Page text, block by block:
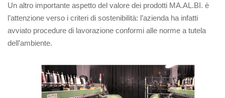
Un altro importante aspetto del valore dei prodotti MA.AL.BI. è
l’attenzione verso i criteri di sostenibilità: l’azienda ha infatti
avviato procedure di lavorazione conformi alle norme a tutela
dell’ambiente.